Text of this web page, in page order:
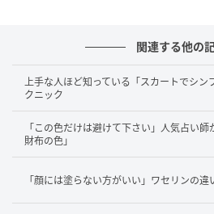
上は軽く・下は重め→「サ
関連する他の
上手な人ほど知っている「スカートでシン
クニック
「この色だけは避けて下さい」人気占い
財布の色」
「顔には塗らない方がいい」ワセリンの違